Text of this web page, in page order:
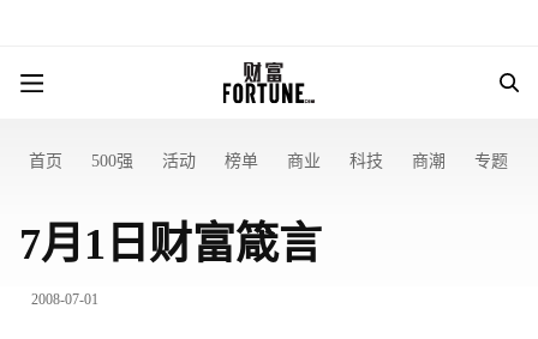
首页 500强 活动 榜单 商业 科技 商潮 专题
7月1日财富箴言
2008-07-01